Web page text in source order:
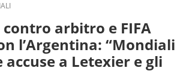
arbitro e FIFA
l’Argentina: “Mondiali
accuse a Letexier e gli